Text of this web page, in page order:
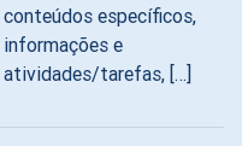
conteúdos específicos,
informações e
atividades/tarefas, […]